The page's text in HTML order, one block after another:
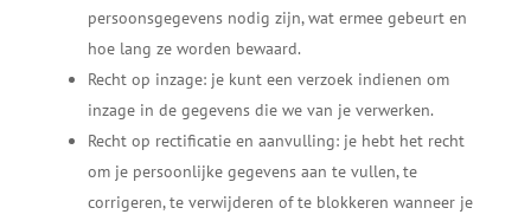
persoonsgegevens nodig zijn, wat ermee gebeurt en
hoe lang ze worden bewaard.
Recht op inzage: je kunt een verzoek indienen om
inzage in de gegevens die we van je verwerken.
Recht op rectificatie en aanvulling: je hebt het recht
om je persoonlijke gegevens aan te vullen, te
corrigeren, te verwijderen of te blokkeren wanneer je